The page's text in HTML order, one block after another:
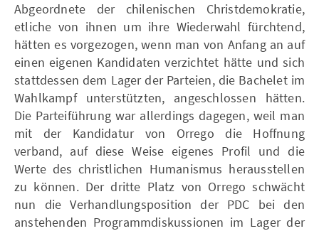
Abgeordnete der chilenischen Christdemokratie,
etliche von ihnen um ihre Wiederwahl fürchtend,
hätten es vorgezogen, wenn man von Anfang an auf
einen eigenen Kandidaten verzichtet hätte und sich
stattdessen dem Lager der Parteien, die Bachelet im
Wahlkampf unterstützten, angeschlossen hätten.
Die Parteiführung war allerdings dagegen, weil man
mit der Kandidatur von Orrego die Hoffnung
verband, auf diese Weise eigenes Profil und die
Werte des christlichen Humanismus herausstellen
zu können. Der dritte Platz von Orrego schwächt
nun die Verhandlungsposition der PDC bei den
anstehenden Programmdiskussionen im Lager der